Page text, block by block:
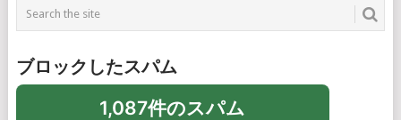
ブロックしたスパム
1,087件のスパム